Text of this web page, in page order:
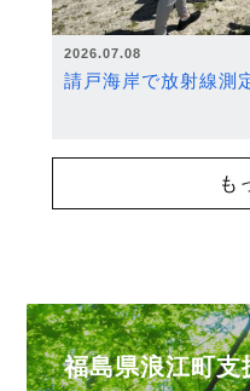
2026.07.08
請戸海岸で放射線測
も
福島県浪江町支